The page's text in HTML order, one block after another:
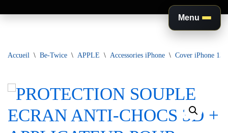
au
Menu
Accueil \ Be-Twice \ APPLE \ Accessories iPhone \ Cover iPhone 13